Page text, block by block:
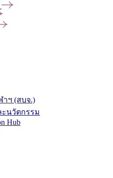
าฯ (สบจ.)
ะนวัตกรรม
Hub